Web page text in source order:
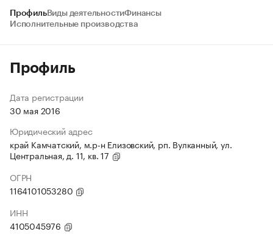
ПрофильВиды деятельностиФинансы
Исполнительные производства
Профиль
Дата регистрации
30 мая 2016
Юридический адрес
край Камчатский, м.р-н Елизовский, рп. Вулканный, ул.
Центральная, д. 11, кв. 17
ОГРН
1164101053280
ИНН
4105045976